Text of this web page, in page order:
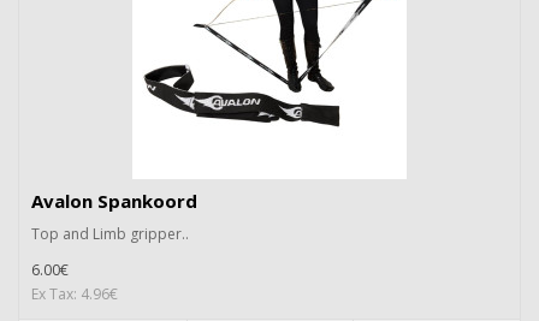
Avalon Spankoord
Top and Limb gripper..
6.00€
Ex Tax: 4.96€